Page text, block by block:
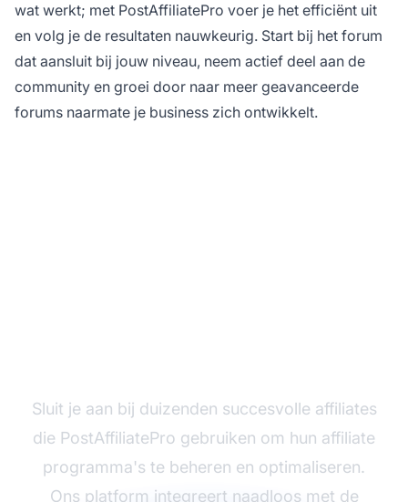
wat werkt; met PostAffiliatePro voer je het efficiënt uit
en volg je de resultaten nauwkeurig. Start bij het forum
dat aansluit bij jouw niveau, neem actief deel aan de
community en groei door naar meer geavanceerde
forums naarmate je business zich ontwikkelt.
Sluit je aan bij duizenden succesvolle affiliates
die PostAffiliatePro gebruiken om hun affiliate
programma's te beheren en optimaliseren.
Ons platform integreert naadloos met de